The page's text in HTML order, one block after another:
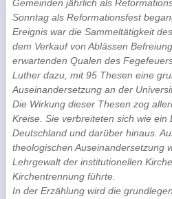
Gemeinden jährlich als
Sonntag als Reformationsfest
Ereignis war die Sammeltätigkeit
dem Verkauf von Ablässen
erwartenden Qualen des
Luther dazu, mit 95 Thesen eine
Auseinandersetzung an der
Die Wirkung dieser Thesen zog
Kreise. Sie verbreiteten sich wie ein
Deutschland und darüber hinaus.
theologischen Auseinandersetzung
Lehrgewalt der institutionellen
Kirchentrennung führte.
In der Erzählung wird die